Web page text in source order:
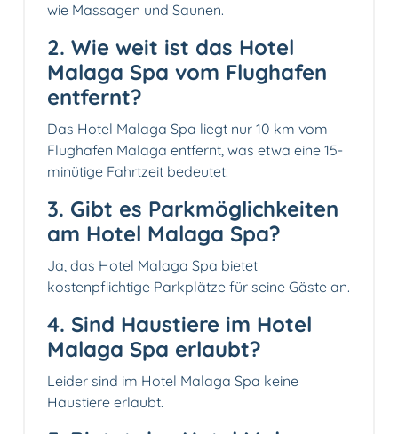
wie Massagen und Saunen.
2. Wie weit ist das Hotel
Malaga Spa vom Flughafen
entfernt?
Das Hotel Malaga Spa liegt nur 10 km vom
Flughafen Malaga entfernt, was etwa eine 15-
minütige Fahrtzeit bedeutet.
3. Gibt es Parkmöglichkeiten
am Hotel Malaga Spa?
Ja, das Hotel Malaga Spa bietet
kostenpflichtige Parkplätze für seine Gäste an.
4. Sind Haustiere im Hotel
Malaga Spa erlaubt?
Leider sind im Hotel Malaga Spa keine
Haustiere erlaubt.